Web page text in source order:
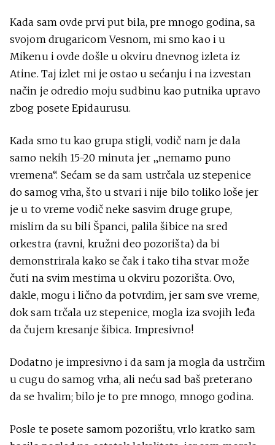
Kada sam ovde prvi put bila, pre mnogo godina, sa
svojom drugaricom Vesnom, mi smo kao i u
Mikenu i ovde došle u okviru dnevnog izleta iz
Atine. Taj izlet mi je ostao u sećanju i na izvestan
način je odredio moju sudbinu kao putnika upravo
zbog posete Epidaurusu.
Kada smo tu kao grupa stigli, vodič nam je dala
samo nekih 15-20 minuta jer „nemamo puno
vremena“. Sećam se da sam ustrčala uz stepenice
do samog vrha, što u stvari i nije bilo toliko loše jer
je u to vreme vodič neke sasvim druge grupe,
mislim da su bili Španci, palila šibice na sred
orkestra (ravni, kružni deo pozorišta) da bi
demonstrirala kako se čak i tako tiha stvar može
čuti na svim mestima u okviru pozorišta. Ovo,
dakle, mogu i lično da potvrdim, jer sam sve vreme,
dok sam trčala uz stepenice, mogla iza svojih leđa
da čujem kresanje šibica. Impresivno!
Dodatno je impresivno i da sam ja mogla da ustrčim
u cugu do samog vrha, ali neću sad baš preterano
da se hvalim; bilo je to pre mnogo, mnogo godina.
Posle te posete samom pozorištu, vrlo kratko sam